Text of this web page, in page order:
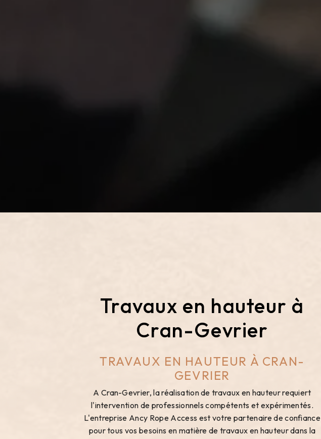
Travaux en hauteur à
Cran-Gevrier
TRAVAUX EN HAUTEUR À CRAN-
GEVRIER
A Cran-Gevrier, la réalisation de travaux en hauteur requiert
l'intervention de professionnels compétents et expérimentés.
L'entreprise Ancy Rope Access est votre partenaire de confiance
pour tous vos besoins en matière de travaux en hauteur dans la